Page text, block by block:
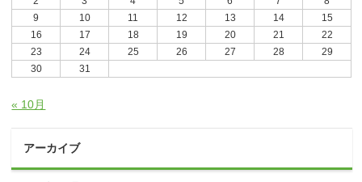
9
10 11 12 13 14
15
16
17 18 19 20 21
22
23
24 25 26 27 28
29
30
31
« 10月
アーカイブ